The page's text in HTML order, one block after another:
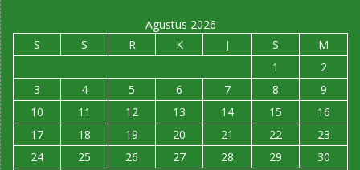
Agustus 2026
S
S R K J S
M
1
2
3
4 5 6 7 8
9
10
11 12 13 14 15
16
17
18 19 20 21 22
23
24
25 26 27 28 29
30